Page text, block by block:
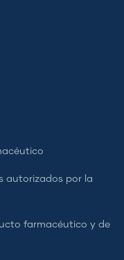
autorizados por la
farmacéutico y de